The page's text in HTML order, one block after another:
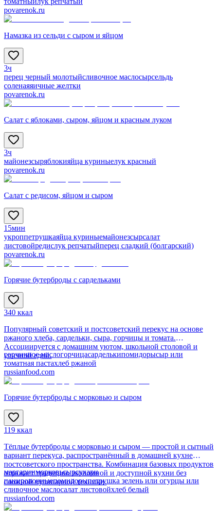
povarenok.ru
Намазка из сельди с сыром и яйцом
3ч
перец черный молотыйсливочное маслосырсельдь
соленаяяичные желтки
povarenok.ru
Салат с яблоками, сыром, яйцом и красным луком
3ч
майонезсыряблокияйца куриныелук красный
povarenok.ru
Салат с редисом, яйцом и сыром
15мин
укроппетрушкаяйца куриныемайонезсырсалат
листовойредислук репчатыйперец сладкий (болгарский)
povarenok.ru
Горячие бутерброды с сардельками
340 ккал
Популярный советский и постсоветский перекус на основе
ржаного хлеба, сардельки, сыра, горчицы и томата.
Ассоциируется с домашним уютом, школьной столовой и
уличной едой.
горчичное маслогорчицасарделькипомидорысыр или
томатная пастахлеб ржаной
russianfood.com
Горячие бутерброды с морковью и сыром
119 ккал
Тёплые бутерброды с морковью и сыром — простой и сытный
вариант перекуса, распространённый в домашней кухне
постсоветского пространства. Комбинация базовых продуктов
отражает традицию экономной и доступной кухни без
сложной кулинарной техники.
маргаринморковьсырсухари
панировочныепомидорыпетрушка зелень или огурцы или
сливочное маслосалат листовойхлеб белый
russianfood.com